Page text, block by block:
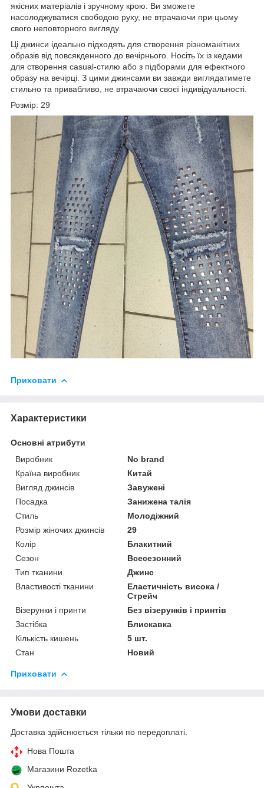
якісних матеріалів і зручному крою. Ви зможете
насолоджуватися свободою руху, не втрачаючи при цьому
свого неповторного вигляду.
Ці джинси ідеально підходять для створення різноманітних
образів від повсякденного до вечірнього. Носіть їх із кедами
для створення casual-стилю або з підборами для ефектного
образу на вечірці. З цими джинсами ви завжди виглядатимете
стильно та привабливо, не втрачаючи своєї індивідуальності.
Розмір: 29
Приховати
Характеристики
Основні атрибути
Виробник
No brand
Країна виробник
Китай
Вигляд джинсів
Завужені
Посадка
Занижена талія
Стиль
Молодіжний
Розмір жіночих джинсів
29
Колір
Блакитний
Сезон
Всесезонний
Тип тканини
Джинс
Властивості тканини
Еластичність висока /
Стрейч
Візерунки і принти
Без візерунків і принтів
Застібка
Блискавка
Кількість кишень
5 шт.
Стан
Новий
Приховати
Умови доставки
Доставка здійснюється тільки по передоплаті.
Нова Пошта
Магазини Rozetka